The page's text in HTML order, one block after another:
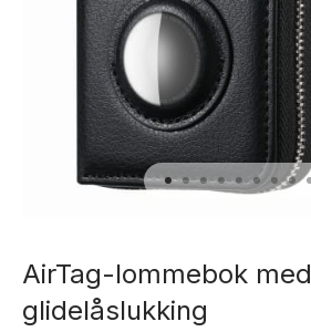
AirTag-lommebok med
glidelåslukking